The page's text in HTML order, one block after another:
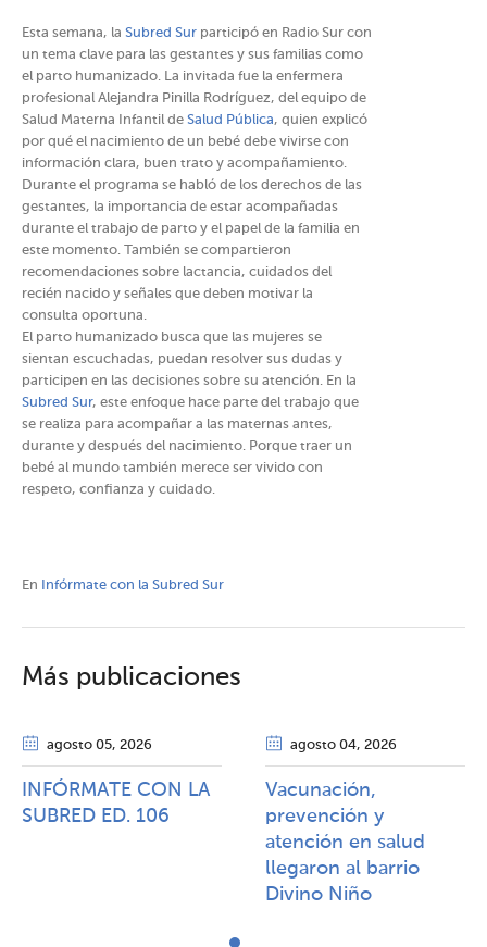
Esta semana, la Subred Sur participó en Radio Sur con
un tema clave para las gestantes y sus familias como
el parto humanizado. La invitada fue la enfermera
profesional Alejandra Pinilla Rodríguez, del equipo de
Salud Materna Infantil de Salud Pública, quien explicó
por qué el nacimiento de un bebé debe vivirse con
información clara, buen trato y acompañamiento.
Durante el programa se habló de los derechos de las
gestantes, la importancia de estar acompañadas
durante el trabajo de parto y el papel de la familia en
este momento. También se compartieron
recomendaciones sobre lactancia, cuidados del
recién nacido y señales que deben motivar la
consulta oportuna.
El parto humanizado busca que las mujeres se
sientan escuchadas, puedan resolver sus dudas y
participen en las decisiones sobre su atención. En la
Subred Sur, este enfoque hace parte del trabajo que
se realiza para acompañar a las maternas antes,
durante y después del nacimiento. Porque traer un
bebé al mundo también merece ser vivido con
respeto, confianza y cuidado.
En Infórmate con la Subred Sur
Más publicaciones
agosto 05, 2026
INFÓRMATE CON LA
SUBRED ED. 106
agosto 04, 2026
Vacunación,
prevención y
atención en salud
llegaron al barrio
Divino Niño